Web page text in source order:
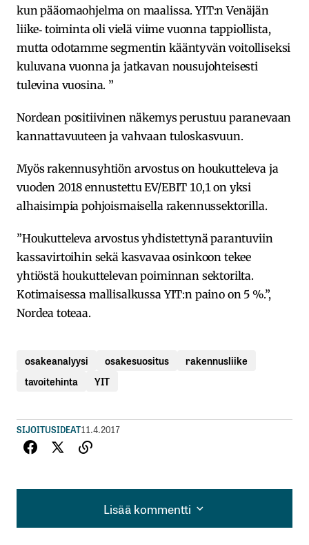
kun pääomaohjelma on maalissa. YIT:n Venäjän
liike‐ toiminta oli vielä viime vuonna tappiollista,
mutta odotamme segmentin kääntyvän voitolliseksi
kuluvana vuonna ja jatkavan nousujohteisesti
tulevina vuosina. ”
Nordean positiivinen näkemys perustuu paranevaan
kannattavuuteen ja vahvaan tuloskasvuun.
Myös rakennusyhtiön arvostus on houkutteleva ja
vuoden 2018 ennustettu EV/EBIT 10,1 on yksi
alhaisimpia pohjoismaisella rakennussektorilla.
”Houkutteleva arvostus yhdistettynä parantuviin
kassavirtoihin sekä kasvavaa osinkoon tekee
yhtiöstä houkuttelevan poiminnan sektorilta.
Kotimaisessa mallisalkussa YIT:n paino on 5 %.”,
Nordea toteaa.
osakeanalyysi osakesuositus
rakennusliike
tavoitehinta
YIT
SIJOITUSIDEAT11.4.2017
Lisää kommentti
Lisää kommentti